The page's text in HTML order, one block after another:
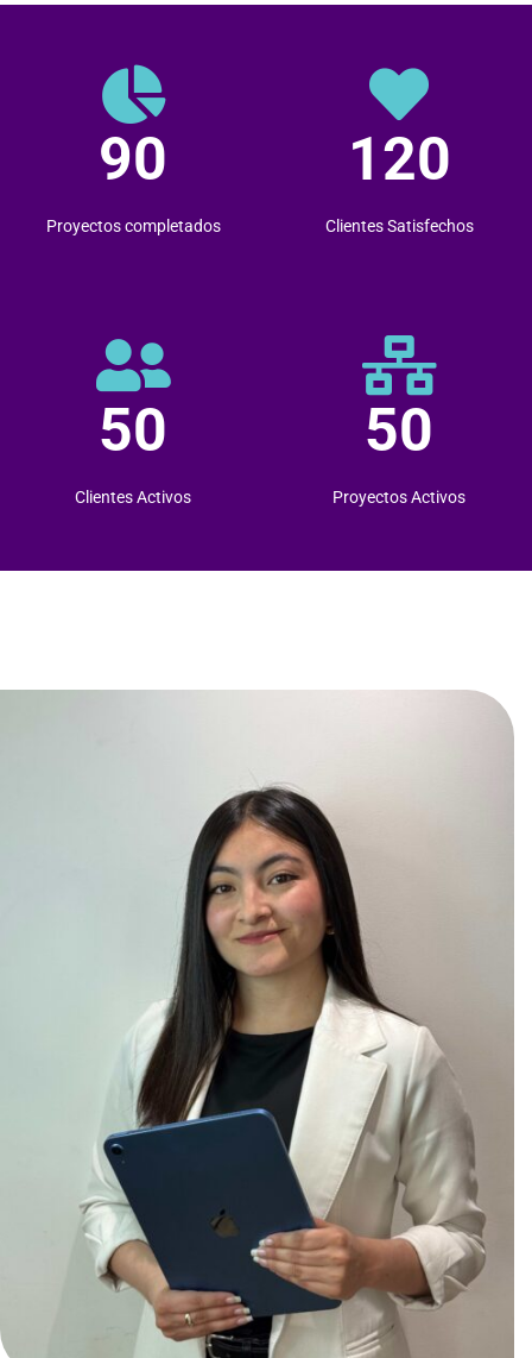
90
Proyectos completados
120
Clientes Satisfechos
50
Clientes Activos
50
Proyectos Activos